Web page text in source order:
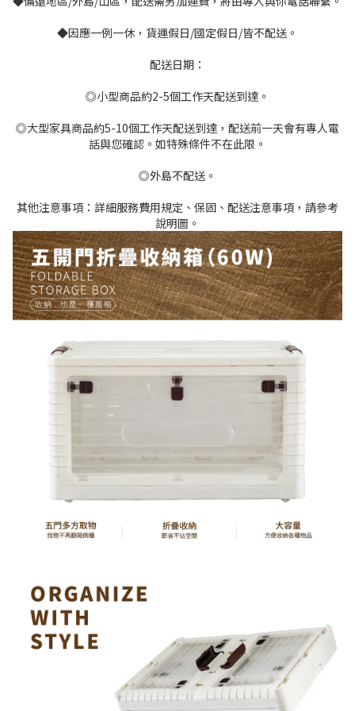
◆因應一例一休，貨運假日/國定假日/皆不配送。
配送日期：
◎小型商品約2-5個工作天配送到達。
◎大型家具商品約5-10個工作天配送到達，配送前一天會有專人電
話與您確認。如特殊條件不在此限。
◎外島不配送。
其他注意事項：詳細服務費用規定、保固、配送注意事項，請參考
說明圖。